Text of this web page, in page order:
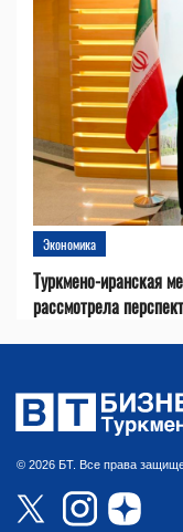
Экономика
Туркмено-иранская
рассмотрела
© 2026 БТ. Все права